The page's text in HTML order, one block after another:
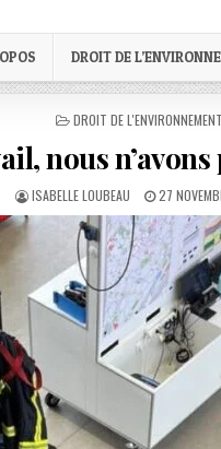
DROIT DE
POSTED
DROIT DE
nous
AUTHOR:
ISABELLE LOUBEAU
PUBLISHED
DATE:
27